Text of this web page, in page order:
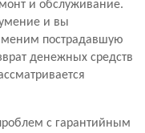
и обслуживание.
и вы
пострадавшую
денежных средств
с гарантийным